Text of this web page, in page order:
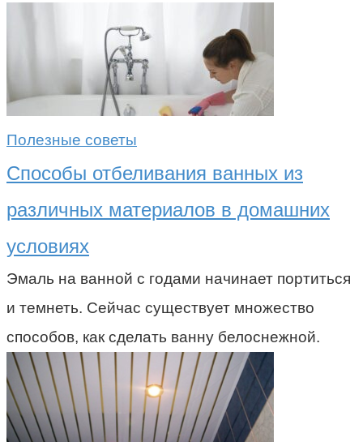
Полезные советы
Способы отбеливания ванных из
различных материалов в домашних
условиях
Эмаль на ванной с годами начинает портиться
и темнеть. Сейчас существует множество
способов, как сделать ванну белоснежной.